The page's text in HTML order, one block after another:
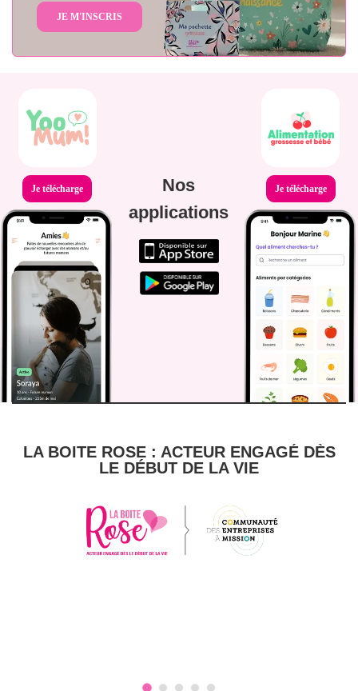
JE M'INSCRIS
Je télécharge
Nos
applications
Je télécharge
LA BOITE ROSE : ACTEUR ENGAGÉ DÈS
LE DÉBUT DE LA VIE